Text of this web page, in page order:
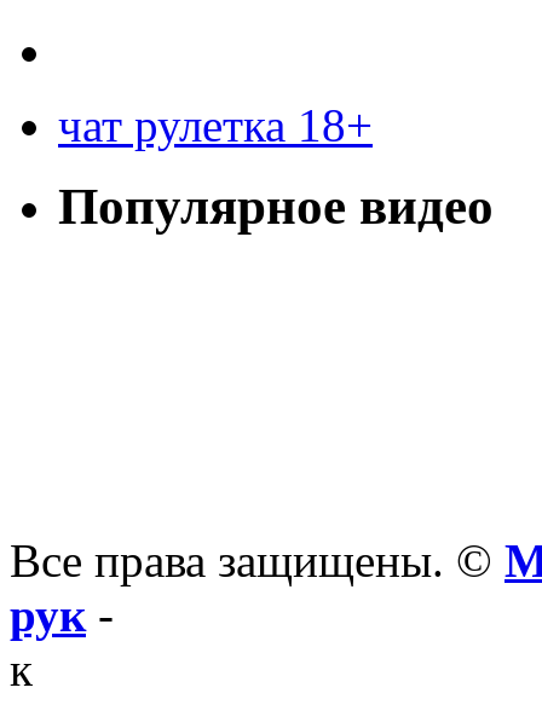
чат рулетка 18+
Популярное видео
Все права защищены. ©
рук-
к